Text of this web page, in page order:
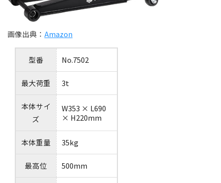
画像出典： Amazon
型番 No.7502
最大荷重 3t
本体サイ
ズ
W353 × L690
× H220mm
本体重量 35kg
最高位 500mm